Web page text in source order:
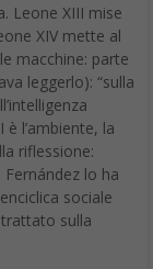
Leone XIII mise
XIV mette al
macchine: parte
leggerlo): “sulla
è l’ambiente, la
riflessione:
lo ha
sociale
trattato sulla